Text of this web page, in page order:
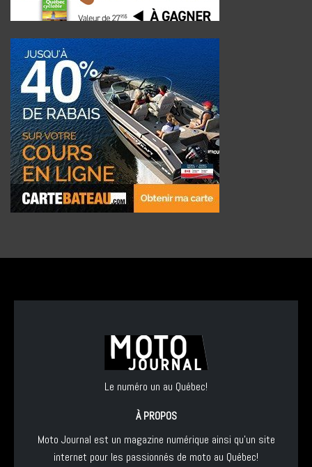
Le numéro un au Québec!
À PROPOS
Moto Journal est un magazine numérique ainsi qu'un site
internet pour les passionnés de moto au Québec!